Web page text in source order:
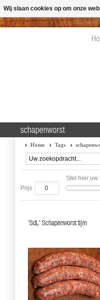
schapenworst
Home Tags
Stel hier uw
Prijs
'SdL' Schapenworst tijm
Wij slaan cookies op om onze